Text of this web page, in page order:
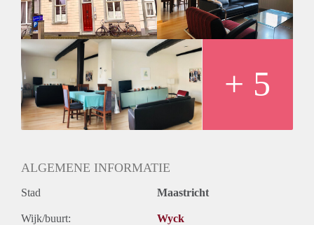
+ 5
ALGEMENE INFORMATIE
Stad Maastricht
Wijk/buurt: Wyck